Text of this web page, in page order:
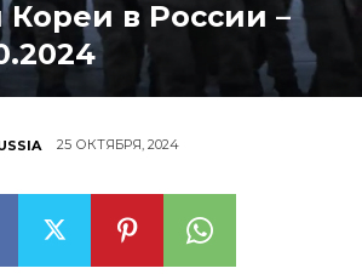
в России –
25 ОКТЯБРЯ, 2024